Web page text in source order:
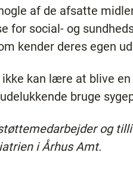
af de afsatte
for social- og
kender deres egen
kan lære at blive en
bruge
og
i Århus Amt.